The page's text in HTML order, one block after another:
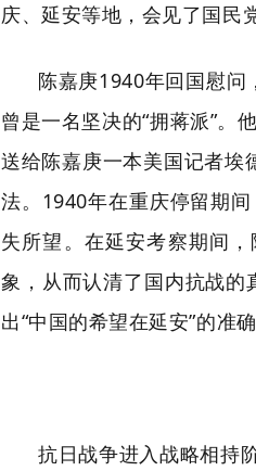
庆、延安等地，会见了国民
陈嘉庚1940年回国慰问
曾是一名坚决的“拥蒋派”。
送给陈嘉庚一本美国记者埃
法。1940年在重庆停留期
失所望。在延安考察期间
象，从而认清了国内抗战
出“中国的希望在延安”的准
抗日战争进入战略相持